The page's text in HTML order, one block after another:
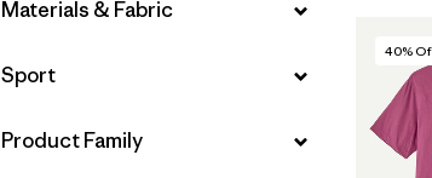
Filtrar por
Materials & Fabric
Filtrar por
Sport
Filtrar por
Product Family
40%